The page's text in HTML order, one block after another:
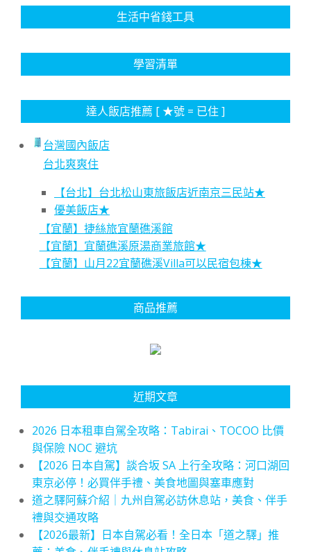
生活中省錢工具
學習清單
達人飯店推薦 [ ★號 = 已住 ]
台灣國內飯店
台北爽爽住
【台北】台北松山東旅飯店近南京三民站★
優美飯店★
【宜蘭】捷絲旅宜蘭礁溪館
【宜蘭】宜蘭礁溪原湯商業旅館★
【宜蘭】山月22宜蘭礁溪Villa可以民宿包棟★
商品推薦
近期文章
2026 日本租車自駕全攻略：Tabirai、TOCOO 比價
與保險 NOC 避坑
【2026 日本自駕】談合坂 SA 上行全攻略：河口湖回
東京必停！必買伴手禮、美食地圖與塞車應對
道之驛阿蘇介紹｜九州自駕必訪休息站，美食、伴手
禮與交通攻略
【2026最新】日本自駕必看！全日本「道之驛」推